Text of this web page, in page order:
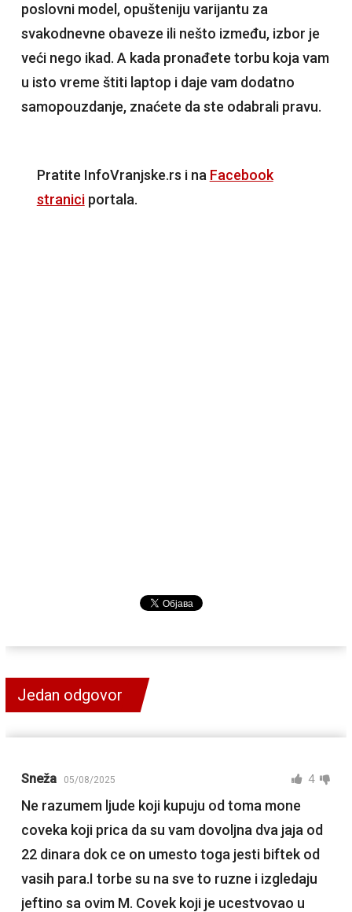
poslovni model, opušteniju varijantu za
svakodnevne obaveze ili nešto između, izbor je
veći nego ikad. A kada pronađete torbu koja vam
u isto vreme štiti laptop i daje vam dodatno
samopouzdanje, znaćete da ste odabrali pravu.
Pratite InfoVranjske.rs i na Facebook
straniciportala.
Jedan odgovor
Sneža 05/08/2025 4
Ne razumem ljude koji kupuju od toma mone
coveka koji prica da su vam dovoljna dva jaja od
22 dinara dok ce on umesto toga jesti biftek od
vasih para.I torbe su na sve to ruzne i izgledaju
jeftino sa ovim M. Covek koji je ucestvovao u